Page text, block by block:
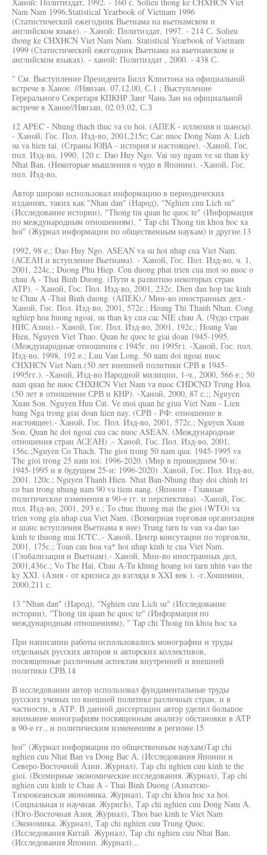
Nam Nam 1996.Statistical Yearbook of Vietnam 1996
(Статистический ежегодник Вьетнама на вьетнамском и
английском языке). - Ханой: Политиздат, 1997. - 214 С. Solieu
thong ke CHXHCN Viet Nam Nam. Statistical Yearbook of Vietnam
1999 (Статистический ежегодник Вьетнама на вьетнамском и
английском языках). - ханой: Политиздат , 2000. - 438 С.
" См. Выступление Президента Билл Клинтона на официальной
встрече в Ханое. //Нянзан. 07.12.00, С.1 ; Выступление
Герерального Секретаря КПКНР Занг Чань Зан на официальной
встрече в Ханое//Нянзан, 02.03.02, С.З
12 APEC - Nhung thach thuc va со hoi. (АПЕК - иллюзия и шансы).
- Ханой, Гос. Пол. Изд-во, 2001,215с; Сас nuoc Dong Nam A: Lieh
su va hien tai. (Страны ЮВА - история и настоящее). -Ханой, Гос.
пол. Изд-во, 1990, 120 с. Dao Huy Ngo. Vai suy ngam ve su than ky
Nhat Ban. (Некоторые мышления о чудо в Японии). -Ханой, Гос.
пол. Изд-во,
Автор широко использовал информацию в периодических
изданиях, таких как "Nhan dan" (Народ), "Nghien cuu Lich su"
(Исследование истории), "Thong tin quan he quoc te" (Информация
по международным отношениям), " Tap chi Thong tin khoa hoc xa
hoi" (Журнал информации по общественным наукам) и другие.13
1992, 98 е.; Dao Huy Ngo. ASEAN va su hoi nhap cua Viet Nam.
(АСЕАН и вступление Вьетнама). - Ханой, Гос. Пол. Изд-во, ч. 1,
2001, 224с.; Duong Phu Hiep. Con duong phat trien cua mot so nuoc o
chau A - Thai Binh Duong. (Пути к развитию некоторых стран
АТР). - Ханой, Гос. Пол. Изд-во, 2001, 232с. Dien dan hop tac kinh
te Chau A -Thai Binh duong. (АПЕК)./ Мин-во иностранных дел.-
Ханой, Гос. Пол. Изд-во, 2001, 572с.; Hoang Thi Thanh Nhan. Cong
nghiep hoa huong ngoai, su than ky cua cac NIE chau А. (Чудо стран
НИС Азии).- Ханой, Гос. Пол. Изд-во, 2001, 192с.; Hoang Van
Hien, Nguyen Viet Thao. Quan he quoc te giai doan 1945-1995.
(Международные отношения с 1945г. по 1995г). -Ханой, Гос. пол.
Изд-во, 1998, 192 е.; Luu Van Long. 50 nam doi ngoai nuoc
CHXHCN Viet Nam.(50 лет внешней политики СРВ в 1945-
1995гг.). -Ханой, Изд-во Народной милиции, 1-ч., 2000, 566 е.; 50
nam quan he nuoc CHXHCN Viet Nam va nuoc CHDCND Trung Hoa.
(50 лет в отношение СРВ и КНР). -Ханой, 2000, 87 с.;; Nguyen
Xuan Son. Nguyen Huu Cat. Ve moi quan he giua Viet Nam - Lien
bang Nga trong giai doan hien nay. (СРВ - РФ: отношение в
настоящее).- Ханой, Гос. Пол. Изд-во, 2001, 572с.; Nguyen Xuan
Son. Quan he doi ngoai cua cac nuoc ASEAN. (Международные
отношения стран АСЕАН) .- Ханой, Гос. Пол. Изд-во, 2001,
156c.;Nguyen Со Thach. The gioi trong 50 nam qua: 1945-1995 va
The gioi trong 25 nam toi: 1996-2020. (Мир в прошедшем 50-и:
1945-1995 и в будущем 25-и: 1996-2020) .Ханой, Гос. Пол. Изд-во,
2001, 120с.; Nguyen Thanh Hien. Nhat Ban-Nhung thay doi chinh tri
со ban trong nhung nam 90 va tiem nang. (Япония - Главные
политические изменения в 90-е гг. и перспектива). -Ханой, Гос.
пол. Изд-во, 2001, 293 е.; То chuc thuong mai the gioi (WTO) va
trien vong gia nhap cua Viet Nam. (Всемирная торговая организация
и шанс вступления Вьетнама в нее) Trung tarn tu van va dao tao
kinh te thuong mai ICTC..- Ханой, Центр консутации по торговли,
2001, 175с.; Toan cau hoa va* hoi nhap kinh te cua Viet Nam.
(Глобализация и Вьетнам).- Ханой, Мин-во иностранных дел,
2001,436с.; Vo The Hai. Chau A-Tu khung hoang toi tarn nhin vao the
ky XXI. (Азия - от кризиса до взгляда в XXI век ). -г.Хошимин,
2000,211 с.
13 "Nhan dan" (Народ), "Nghien cuu Lich su" (Исследование
истории), "Thong tin quan he quoc te" (Информация по
международным отношениям), " Tap chi Thong tin khoa hoc xa
При написании работы использовались монографии и труды
отдельных русских авторов и авторских коллективов,
посвященные различным аспектам внутренней и внешней
политики СРВ.14
В исследовании автор использовал фундаментальные труды
русских ученых по внешней политике различных стран, и в
частности, в АТР. В данной диссертации автор уделил большое
внимание монографиям посвященным анализу обстановки в АТР
в 90-е гг., и политическим изменениям в регионе.15
hoi" (Журнал информации по общественным наухам)Тар chi
nghien cuu Nhat Ban va Dong Вас А. (Исследования Японии и
Северо-Восточной Азии. Журнал), Тар chi nghien cuu kinh te the
gioi. (Всемирные экономические исследования. Журнал), Тар chi
nghien cuu kinh te Chau A - Thai Binh Duong (Азиатско-
Тихоокеанская экономика. Журнал), Тар chi khoa hoc xa hoi.
(Социальная и научная. ЖурнгЬ), Тар chi nghien cuu Dong Nam А.
(Юго-Восточная Азия. Журнал), Thoi bao kinh te Viet Nam
(Экономика. Журнал), Тар chi nghien cuu Trung Quoc.
(Исследования Китай. Журнал), Tap chi nghien cuu Nhat Ban.
(Исследования Японии. Журнал)...